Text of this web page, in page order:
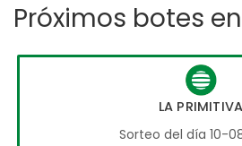
Próximos botes
LA PRIMITIVA
Sorteo del día 10-